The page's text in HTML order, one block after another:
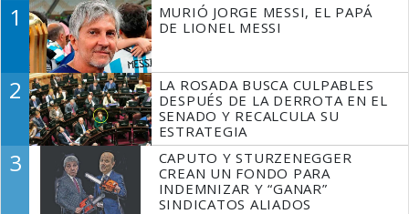
1
MURIÓ JORGE MESSI, EL PAPÁ
DE LIONEL MESSI
2
LA ROSADA BUSCA CULPABLES
DESPUÉS DE LA DERROTA EN EL
SENADO Y RECALCULA SU
ESTRATEGIA
3
CAPUTO Y STURZENEGGER
CREAN UN FONDO PARA
INDEMNIZAR Y “GANAR”
SINDICATOS ALIADOS